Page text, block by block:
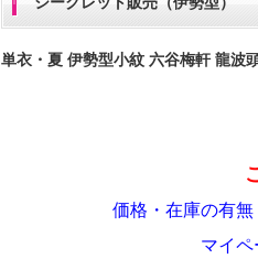
単衣・夏 伊勢型小紋 六谷梅軒 龍波
価格・在庫の有無
マイ